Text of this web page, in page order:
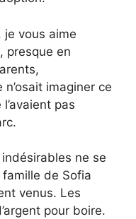
je vous aime
presque en
imaginer ce
pas
ne se
de Sofia
venus. Les
pour boire.